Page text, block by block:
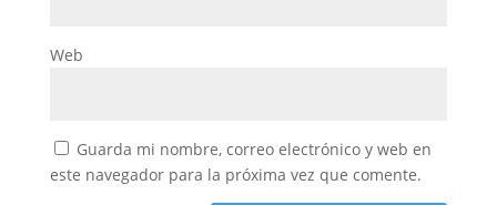
Web
Guarda mi nombre, correo electrónico y web en
este navegador para la próxima vez que comente.